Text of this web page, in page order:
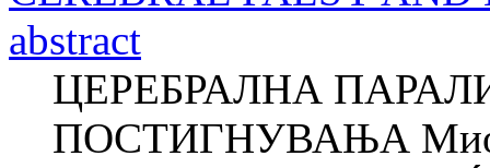
abstract
ЦЕРЕБРАЛНА
ПОСТИГНУВАЊА